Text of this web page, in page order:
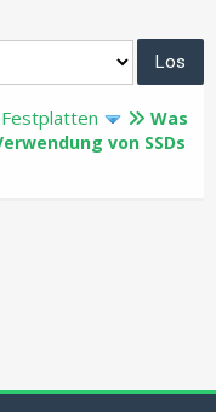
Festplatten
Was
von SSDs